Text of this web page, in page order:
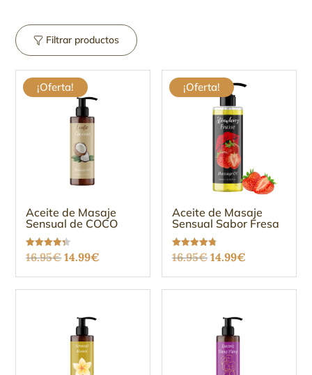
Filtrar productos
¡Oferta!
Aceite de Masaje
Sensual de COCO
Valorado
con
de 5
16.95€El
precio
original
16.95€.
14.99€
precio
actual
¡Oferta!
Aceite de Masaje
Sensual Sabor Fresa
Valorado
con
de 5
16.95€ El
precio
original
16.95€.
14.99€
precio
actual